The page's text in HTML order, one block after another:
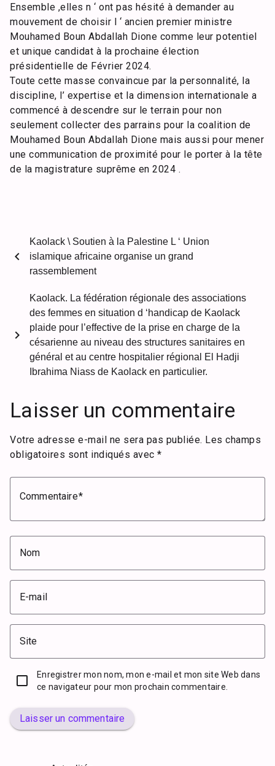
Ensemble ,elles n ‘ ont pas hésité à demander au
mouvement de choisir l ‘ ancien premier ministre
Mouhamed Boun Abdallah Dione comme leur potentiel
et unique candidat à la prochaine élection
présidentielle de Février 2024.
Toute cette masse convaincue par la personnalité, la
discipline, l’ expertise et la dimension internationale a
commencé à descendre sur le terrain pour non
seulement collecter des parrains pour la coalition de
Mouhamed Boun Abdallah Dione mais aussi pour mener
une communication de proximité pour le porter à la tête
de la magistrature suprême en 2024 .
chevron_left
Kaolack \ Soutien à la Palestine L ‘ Union
islamique africaine organise un grand
rassemblement
Kaolack. La fédération régionale des associations
des femmes en situation d ‘handicap de Kaolack
plaide pour l’effective de la prise en charge de la
césarienne au niveau des structures sanitaires en
général et au centre hospitalier régional El Hadji
Ibrahima Niass de Kaolack en particulier.
chevron_right
Laisser un commentaire
Votre adresse e-mail ne sera pas publiée. Les champs
obligatoires sont indiqués avec *
Commentaire
Nom
E-mail
Site
Enregistrer mon nom, mon e-mail et mon site Web dans
ce navigateur pour mon prochain commentaire.
Laisser un commentaire